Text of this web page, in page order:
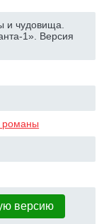
и чудовища.
1». Версия
версию